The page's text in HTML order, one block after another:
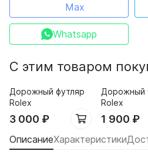
Max
Whatsapp
С этим товаром
Дорожный футляр
Rolex
3 000 ₽
Дорожный
Rolex
1 900 ₽
ОписаниеХарактеристики